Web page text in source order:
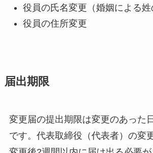
役員の氏名変更（婚姻による姓
役員の住所変更
届出期限
変更届の提出期限は変更のあった
です。代表取締役（代表者）の変